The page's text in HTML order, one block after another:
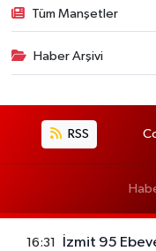
Tüm Manşetler
Haber Arşivi
RSS
16:31 İzmit 95